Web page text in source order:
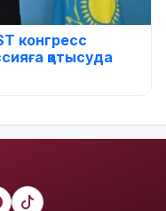
конгресс
қатысуда